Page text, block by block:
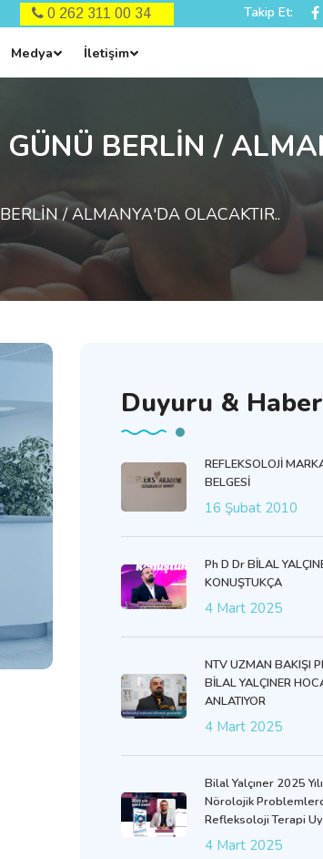
0 262 311 00 34 Takip Et:
Medya İletişim
BERLİN /
/ ALMANYA'DA OLACAKTIR..
Duyuru & Haber
REFLEKSOLOJİ
BELGESİ
16 Şubat 2010
Ph D Dr BİLAL
KONUŞTUKÇA
4 Mart 2025
NTV UZMAN BAKIŞI
BİLAL YALÇINER
ANLATIYOR
4 Mart 2025
Bilal Yalçıner 2025
Nörolojik
Refleksoloji Terapi
4 Mart 2025